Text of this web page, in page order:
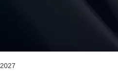
2027